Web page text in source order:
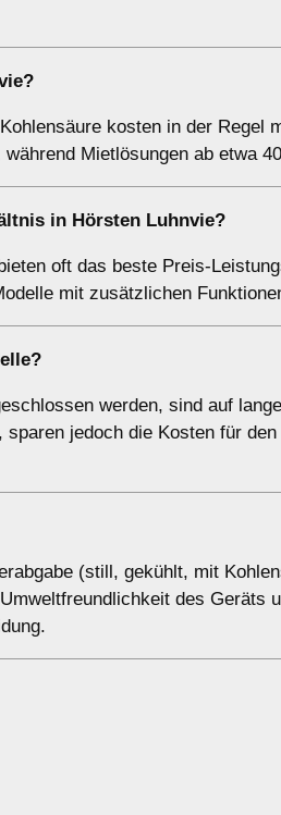
kosten in der Regel
Mietlösungen ab etwa
in Hörsten Luhnvie?
oft das beste Preis-
mit zusätzlichen
werden, sind auf
jedoch die Kosten für
(still, gekühlt, mit
des Geräts